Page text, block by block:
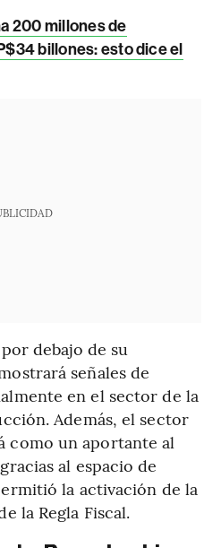
200 millones de
billones: esto dice el
debajo de su
señales de
en el sector de la
Además, el sector
como un aportante al
al espacio de
la activación de la
la Regla Fiscal.